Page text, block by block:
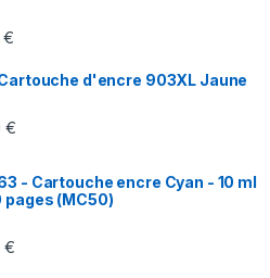
€
d'encre 903XL Jaune
€
- Cartouche encre Cyan - 10 ml
pages (MC50)
€